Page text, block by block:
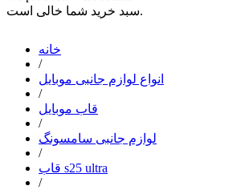
سبد خرید شما خالی است.
خانه
/
انواع لوازم جانبی موبایل
/
قاب موبایل
/
لوازم جانبی سامسونگ
/
قاب s25 ultra
/